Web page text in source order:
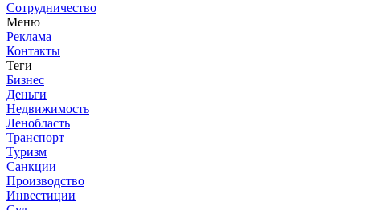
Сотрудничество
Меню
Реклама
Контакты
Теги
Бизнес
Деньги
Недвижимость
Ленобласть
Транспорт
Туризм
Санкции
Производство
Инвестиции